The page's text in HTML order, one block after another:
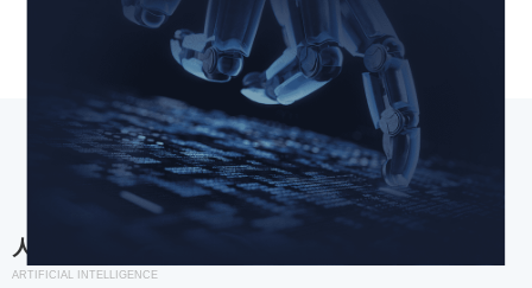
人工智能
ARTIFICIAL INTELLIGENCE